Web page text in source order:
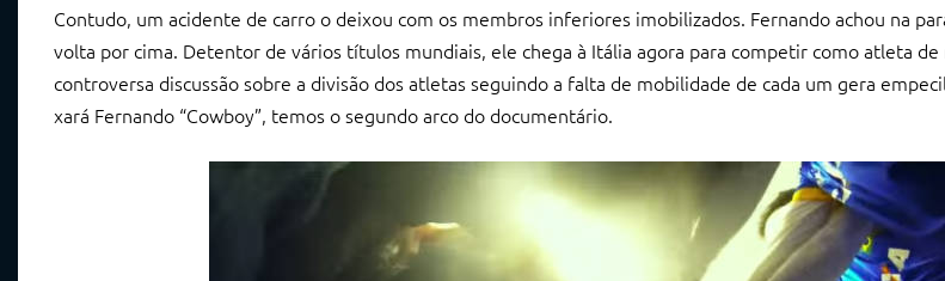
Contudo, um acidente de carro o deixou com os membros inferiores imobilizados. Fernando achou na
volta por cima. Detentor de vários títulos mundiais, ele chega à Itália agora para competir como atleta
controversa discussão sobre a divisão dos atletas seguindo a falta de mobilidade de cada um gera
xará Fernando “Cowboy”, temos o segundo arco do documentário.